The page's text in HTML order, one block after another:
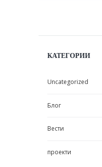
КАТЕГОРИИ
Uncategorized
Блог
Вести
проекти